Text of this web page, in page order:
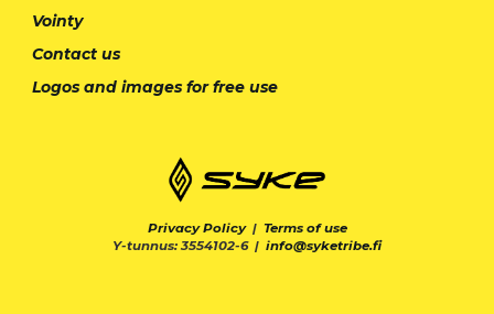
Vointy
Contact us
Logos and images for free use
Privacy Policy| Terms of use
Y-tunnus: 3554102-6 | info@syketribe.fi